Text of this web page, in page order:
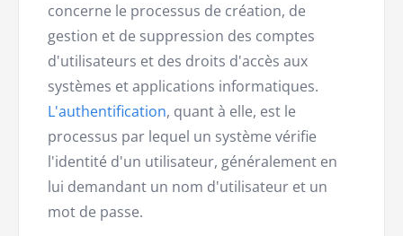
concerne le processus de création, de
gestion et de suppression des comptes
d'utilisateurs et des droits d'accès aux
systèmes et applications informatiques.
L'authentification, quant à elle, est le
processus par lequel un système vérifie
l'identité d'un utilisateur, généralement en
lui demandant un nom d'utilisateur et un
mot de passe.